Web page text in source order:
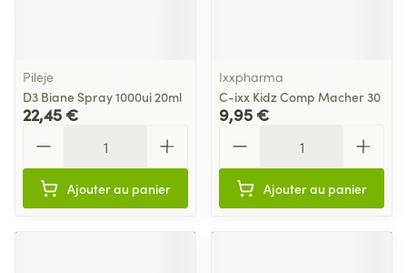
Pileje
D3 Biane Spray 1000ui 20ml
22,45 €
Ajouter au panier
Ixxpharma
C-ixx Kidz Comp Macher 30
9,95 €
Ajouter au panier